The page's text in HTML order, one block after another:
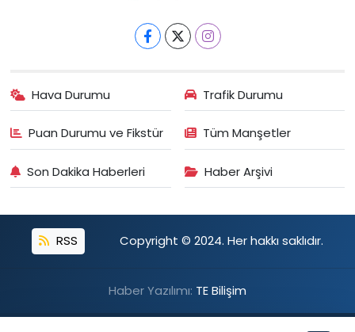
Hava Durumu Trafik Durumu
Puan Durumu ve Fikstür Tüm Manşetler
Son Dakika Haberleri Haber Arşivi
RSS Copyright © 2024. Her hakkı saklıdır.
Haber Yazılımı: TE Bilişim